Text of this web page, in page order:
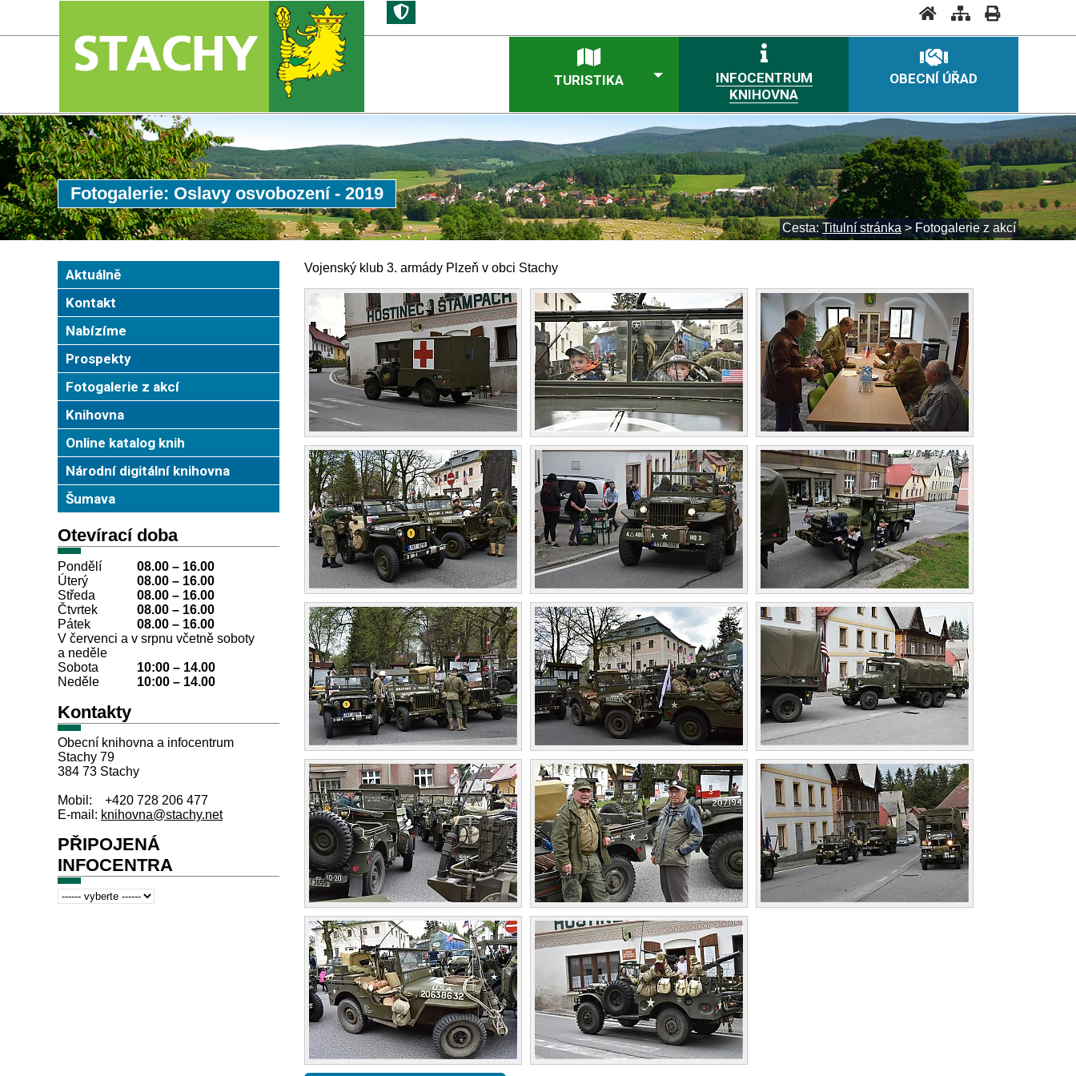
TURISTIKA
INFOCENTRUM
KNIHOVNA
OBECNÍ ÚŘAD
Fotogalerie: Oslavy osvobození - 2019
Cesta: Titulní stránka> Fotogalerie z akcí
Aktuálně
Kontakt
Nabízíme
Prospekty
Fotogalerie z akcí
Knihovna
Online katalog knih
Národní digitální knihovna
Šumava
Otevírací doba
Pondělí
08.00 – 16.00
Úterý
08.00 – 16.00
Středa
08.00 – 16.00
Čtvrtek
08.00 – 16.00
Pátek
08.00 – 16.00
V červenci a v srpnu včetně soboty
a neděle
Sobota
10:00 – 14.00
Neděle
10:00 – 14.00
Kontakty
Obecní knihovna a infocentrum
Stachy 79
384 73 Stachy
Mobil: +420 728 206 477
E-mail: knihovna@stachy.net
PŘIPOJENÁ
INFOCENTRA
Vojenský klub 3. armády Plzeň v obci Stachy